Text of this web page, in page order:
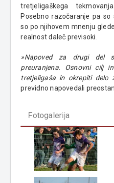
tretjeligaškega
Posebno razočaranje pa
so po njihovem mnenju
realnost daleč previsoki.
»Napoved za drugi del
preuranjena. Osnovni cilj
tretjeligaša in okrepiti delo
previdno napovedali
Fotogalerija